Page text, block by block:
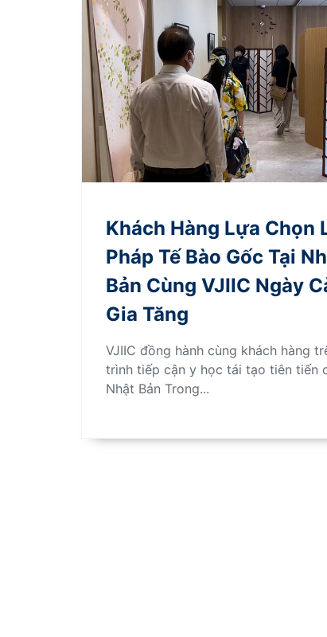
Khách Hàng Lựa Chọn
Pháp Tế Bào Gốc Tại
Bản Cùng VJIIC Ngày
Gia Tăng
VJIIC đồng hành cùng khách hàng
trình tiếp cận y học tái tạo tiên tiến
Nhật Bản Trong...